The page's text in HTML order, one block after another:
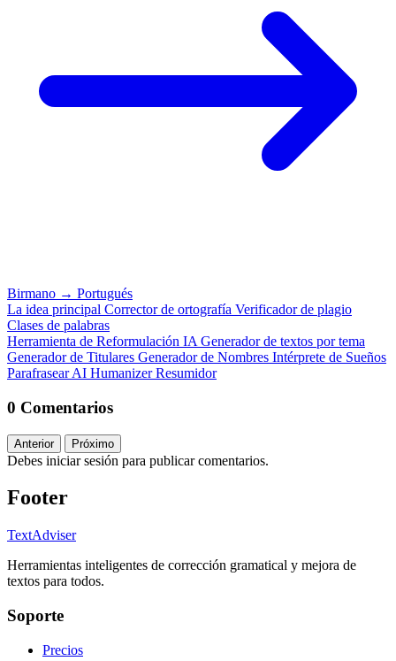
Birmano → Portugués
La idea principal Corrector de ortografía Verificador de plagio
Clases de palabras
Herramienta de Reformulación IA Generador de textos por tema
Generador de Titulares Generador de Nombres Intérprete de Sueños
ParafrasearAI HumanizerResumidor
0 Comentarios
Anterior Próximo
Debes iniciar sesión para publicar comentarios.
Footer
TextAdviser
Herramientas inteligentes de corrección gramatical y mejora de
textos para todos.
Soporte
Precios